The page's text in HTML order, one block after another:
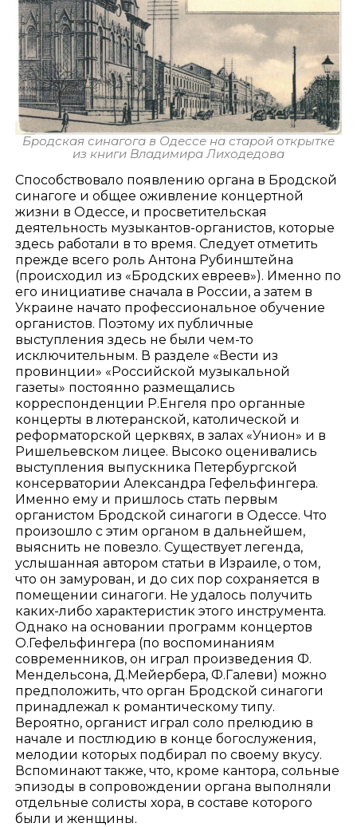
Бродская синагога в Одессе на старой открытке
из книги Владимира Лиходедова
Способствовало появлению органа в Бродской
синагоге и общее оживление концертной
жизни в Одессе, и просветительская
деятельность музыкантов-органистов, которые
здесь работали в то время. Следует отметить
прежде всего роль Антона Рубинштейна
(происходил из «Бродских евреев»). Именно по
его инициативе сначала в России, а затем в
Украине начато профессиональное обучение
органистов. Поэтому их публичные
выступления здесь не были чем-то
исключительным. В разделе «Вести из
провинции» «Российской музыкальной
газеты» постоянно размещались
корреспонденции Р.Енгеля про органные
концерты в лютеранской, католической и
реформаторской церквях, в залах «Унион» и в
Ришельевском лицее. Высоко оценивались
выступления выпускника Петербургской
консерватории Александра Гефельфингера.
Именно ему и пришлось стать первым
органистом Бродской синагоги в Одессе. Что
произошло с этим органом в дальнейшем,
выяснить не повезло. Существует легенда,
услышанная автором статьи в Израиле, о том,
что он замурован, и до сих пор сохраняется в
помещении синагоги. Не удалось получить
каких-либо характеристик этого инструмента.
Однако на основании программ концертов
О.Гефельфингера (по воспоминаниям
современников, он играл произведения Ф.
Мендельсона, Д.Мейербера, Ф.Галеви) можно
предположить, что орган Бродской синагоги
принадлежал к романтическому типу.
Вероятно, органист играл соло прелюдию в
начале и постлюдию в конце богослужения,
мелодии которых подбирал по своему вкусу.
Вспоминают также, что, кроме кантора, сольные
эпизоды в сопровождении органа выполняли
отдельные солисты хора, в составе которого
были и женщины.